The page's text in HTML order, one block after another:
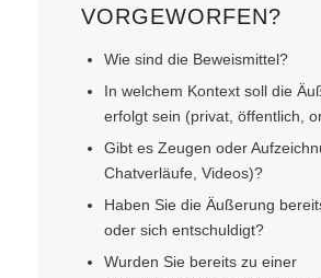
VORGEWORFEN?
Wie sind die Beweismittel?
In welchem Kontext soll die
erfolgt sein (privat, öffentlich,
Gibt es Zeugen oder
Chatverläufe, Videos)?
Haben Sie die Äußerung
oder sich entschuldigt?
Wurden Sie bereits zu einer